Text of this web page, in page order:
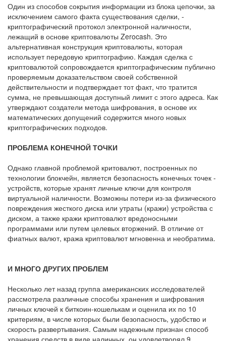
Один из способов сокрытия информации из блока цепочки, за
исключением самого факта существования сделки, -
криптографический протокол электронной наличности,
лежащий в основе криптовалюты Zerocash. Это
альтернативная конструкция криптовалюты, которая
использует передовую криптографию. Каждая сделка с
криптовалютой сопровождается криптографическим публично
проверяемым доказательством своей собственной
действительности и подтверждает тот факт, что тратится
сумма, не превышающая доступный лимит с этого адреса. Как
утверждают создатели метода шифрования, в основе их
математических допущений содержится много новых
криптографических подходов.
ПРОБЛЕМА КОНЕЧНОЙ ТОЧКИ
Однако главной проблемой критовалют, построенных по
технологии блокчейн, является безопасность конечных точек -
устройств, которые хранят личные ключи для контроля
виртуальной наличности. Возможны потери из-за физического
повреждения жесткого диска или утраты (кражи) устройства с
диском, а также кражи криптовалют вредоносными
программами или путем целевых вторжений. В отличие от
фиатных валют, кража криптовалют мгновенна и необратима.
И МНОГО ДРУГИХ ПРОБЛЕМ
Несколько лет назад группа американских исследователей
рассмотрела различные способы хранения и шифрования
личных ключей к биткоин-кошелькам и оценила их по 10
критериям, в числе которых были безопасность, удобство и
скорость развертывания. Самым надежным признан способ
хранения средств в виде наличных, он удовлетворял 9